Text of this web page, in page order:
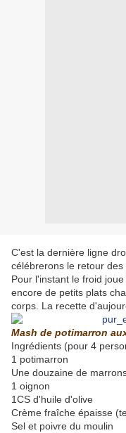
C'est la dernière ligne
célébrerons le retour
Pour l'instant le froid
encore de petits plats
corps. La recette
Mash de potimarron
Ingrédients (pour 4
1 potimarron
Une douzaine de
1 oignon
1CS d'huile d'olive
Crème fraîche épaisse
Sel et poivre du moulin